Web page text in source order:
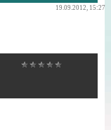
19.09.2012, 15:27